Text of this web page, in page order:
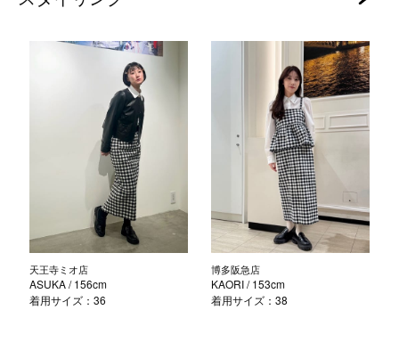
天王寺ミオ店
ASUKA/ 156cm
着用サイズ：36
博多阪急店
KAORI/ 153cm
着用サイズ：38